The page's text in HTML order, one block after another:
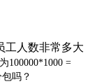
工人数非常多大
100000*1000 =
吗？